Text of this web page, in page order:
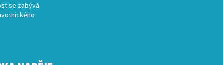
se zabývá